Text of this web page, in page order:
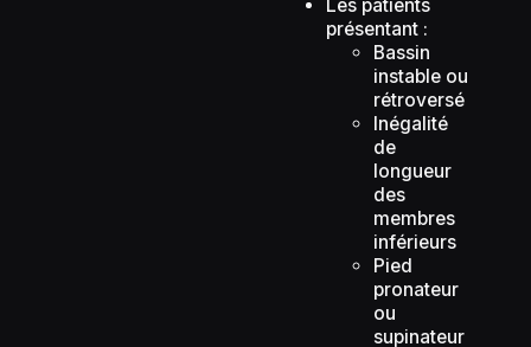
Les patients
présentant :
Bassin
instable ou
rétroversé
Inégalité
de
longueur
des
membres
inférieurs
Pied
pronateur
ou
supinateur